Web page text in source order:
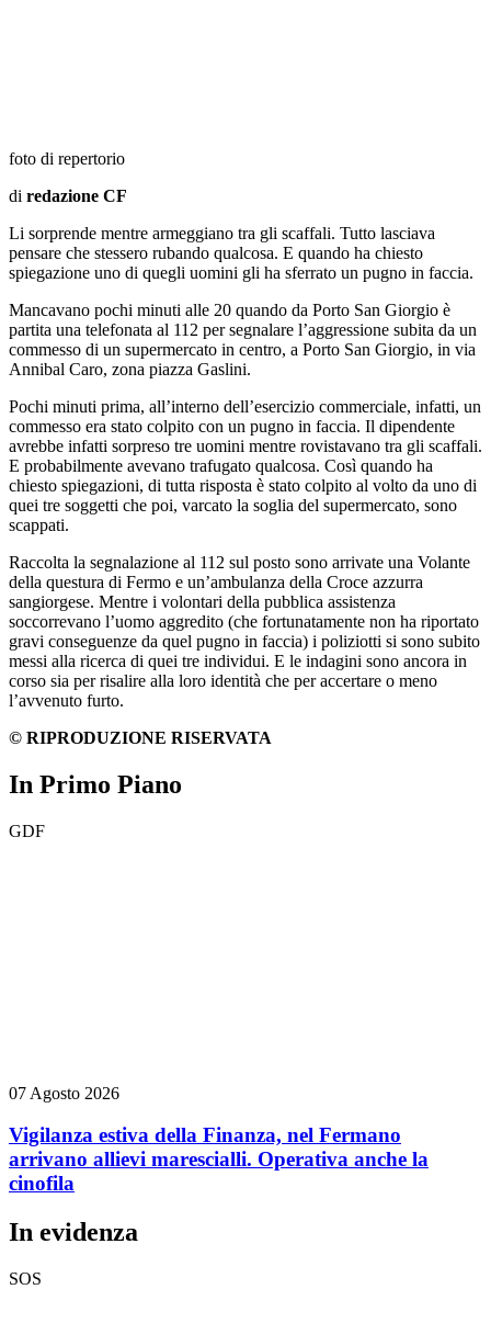
foto di repertorio
di redazione CF
Li sorprende mentre armeggiano tra gli scaffali. Tutto lasciava
pensare che stessero rubando qualcosa. E quando ha chiesto
spiegazione uno di quegli uomini gli ha sferrato un pugno in faccia.
Mancavano pochi minuti alle 20 quando da Porto San Giorgio è
partita una telefonata al 112 per segnalare l’aggressione subita da un
commesso di un supermercato in centro, a Porto San Giorgio, in via
Annibal Caro, zona piazza Gaslini.
Pochi minuti prima, all’interno dell’esercizio commerciale, infatti, un
commesso era stato colpito con un pugno in faccia. Il dipendente
avrebbe infatti sorpreso tre uomini mentre rovistavano tra gli scaffali.
E probabilmente avevano trafugato qualcosa. Così quando ha
chiesto spiegazioni, di tutta risposta è stato colpito al volto da uno di
quei tre soggetti che poi, varcato la soglia del supermercato, sono
scappati.
Raccolta la segnalazione al 112 sul posto sono arrivate una Volante
della questura di Fermo e un’ambulanza della Croce azzurra
sangiorgese. Mentre i volontari della pubblica assistenza
soccorrevano l’uomo aggredito (che fortunatamente non ha riportato
gravi conseguenze da quel pugno in faccia) i poliziotti si sono subito
messi alla ricerca di quei tre individui. E le indagini sono ancora in
corso sia per risalire alla loro identità che per accertare o meno
l’avvenuto furto.
© RIPRODUZIONE RISERVATA
In Primo Piano
GDF
07 Agosto 2026
Vigilanza estiva della Finanza, nel Fermano
arrivano allievi marescialli. Operativa anche la
cinofila
In evidenza
SOS